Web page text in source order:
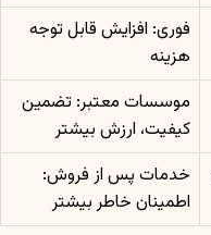
فوری: افزایش قابل توجه
هزینه
موسسات معتبر: تضمین
کیفیت، ارزش بیشتر
خدمات پس از فروش:
اطمینان خاطر بیشتر